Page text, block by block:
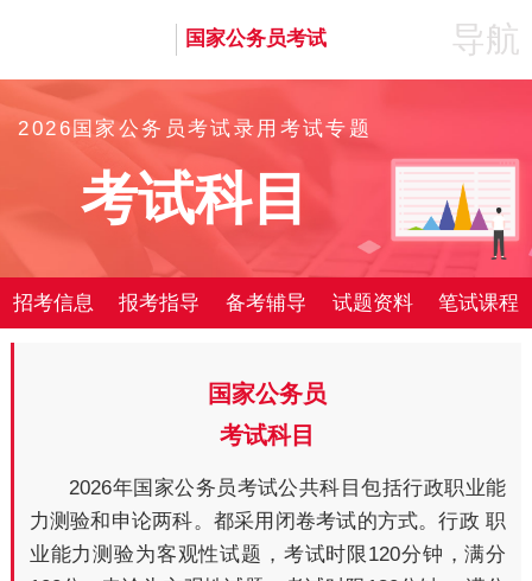
国家公务员考试 导航
2026国家公务员考试录用考试专题
考试科目
招考信息 报考指导 备考辅导 试题资料 笔试课程
国家公务员
考试科目
2026年国家公务员考试公共科目包括行政职业能
力测验和申论两科。都采用闭卷考试的方式。行政 职
业能力测验为客观性试题，考试时限120分钟，满分